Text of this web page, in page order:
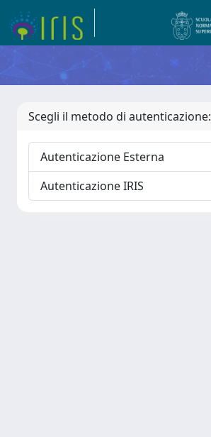
Scegli il metodo di autenticazione:
Autenticazione Esterna
Autenticazione IRIS